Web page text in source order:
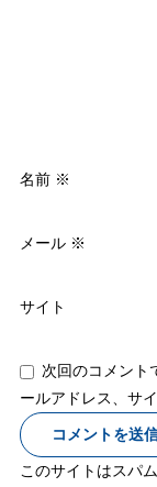
名前 ※
メール ※
サイト
次回のコメント
ールアドレス、サ
このサイトはスパ